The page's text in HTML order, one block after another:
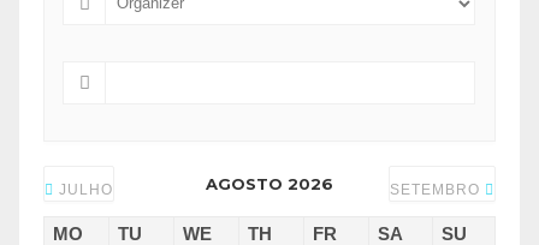
JULHO AGOSTO 2026 SETEMBRO
MO TU WE TH FR SA SU